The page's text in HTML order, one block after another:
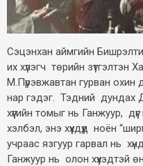
Сэцэнхан аймгийн
их хүлэгч төрийн
М.Пүрэвжавтан гурван охин
нар гэдэг. Тэдний дундах
хүүгийн томыг нь Ганжуур,
хэлбэл, энэ хүүхдүүд ноён
учраас язгуур гарвал нь
Ганжуур нь олон хүүхэдтэй